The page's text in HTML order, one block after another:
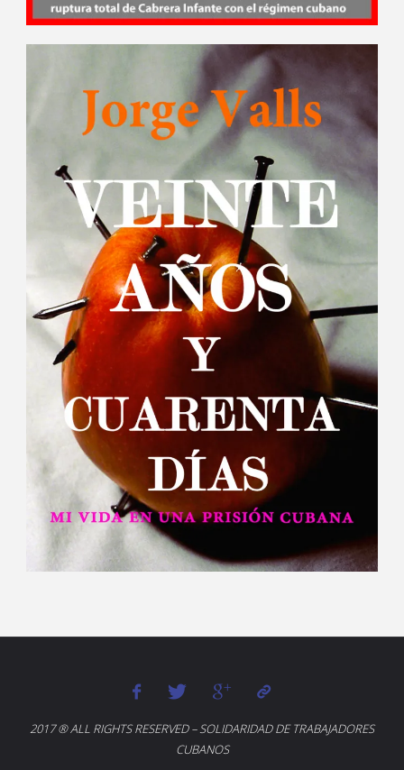
2017 ® ALL RIGHTS RESERVED – SOLIDARIDAD DE TRABAJADORES
CUBANOS